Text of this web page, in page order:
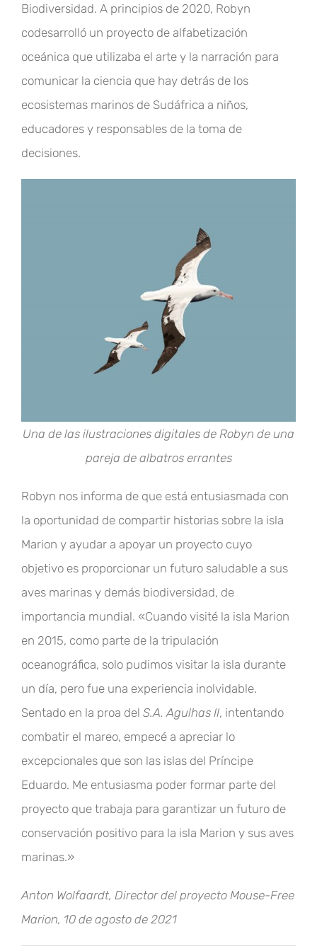
Biodiversidad. A principios de 2020, Robyn
codesarrolló un proyecto de alfabetización
oceánica que utilizaba el arte y la narración para
comunicar la ciencia que hay detrás de los
ecosistemas marinos de Sudáfrica a niños,
educadores y responsables de la toma de
decisiones.
Una de las ilustraciones digitales de Robyn de una
pareja de albatros errantes
Robyn nos informa de que está entusiasmada con
la oportunidad de compartir historias sobre la isla
Marion y ayudar a apoyar un proyecto cuyo
objetivo es proporcionar un futuro saludable a sus
aves marinas y demás biodiversidad, de
importancia mundial. «Cuando visité la isla Marion
en 2015, como parte de la tripulación
oceanográfica, solo pudimos visitar la isla durante
un día, pero fue una experiencia inolvidable.
Sentado en la proa del S.A. Agulhas II, intentando
combatir el mareo, empecé a apreciar lo
excepcionales que son las islas del Príncipe
Eduardo. Me entusiasma poder formar parte del
proyecto que trabaja para garantizar un futuro de
conservación positivo para la isla Marion y sus aves
marinas.»
Anton Wolfaardt, Director del proyecto Mouse-Free
Marion, 10 de agosto de 2021